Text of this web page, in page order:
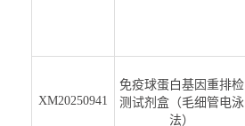
XM20250941
免疫球蛋白基因重排检
测试剂盒（毛细管电泳
法）